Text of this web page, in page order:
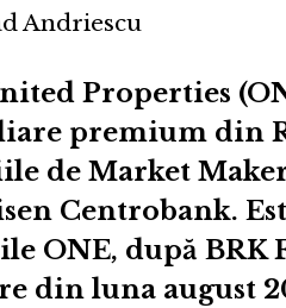
Andriescu
Properties
premium din
de Market
Centrobank.
ONE, după BRK
din luna august